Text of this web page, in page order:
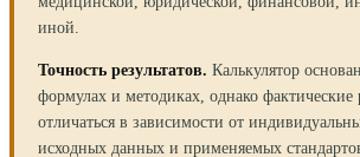
иной.
Точность результатов. Калькулятор
формулах и методиках, однако фактические
отличаться в зависимости от
исходных данных и применяемых